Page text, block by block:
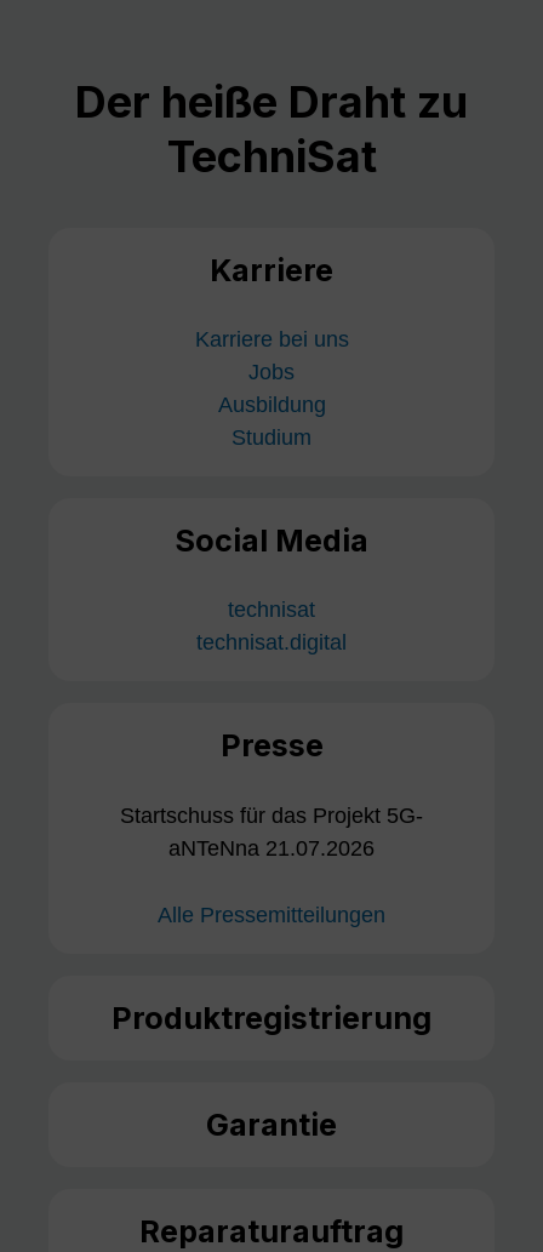
Der heiße Draht zu
TechniSat
Karriere
Karriere bei uns
Jobs
Ausbildung
Studium
Social Media
technisat
technisat.digital
Presse
Startschuss für das Projekt 5G-
aNTeNna 21.07.2026
Alle Pressemitteilungen
Produktregistrierung
Garantie
Reparaturauftrag